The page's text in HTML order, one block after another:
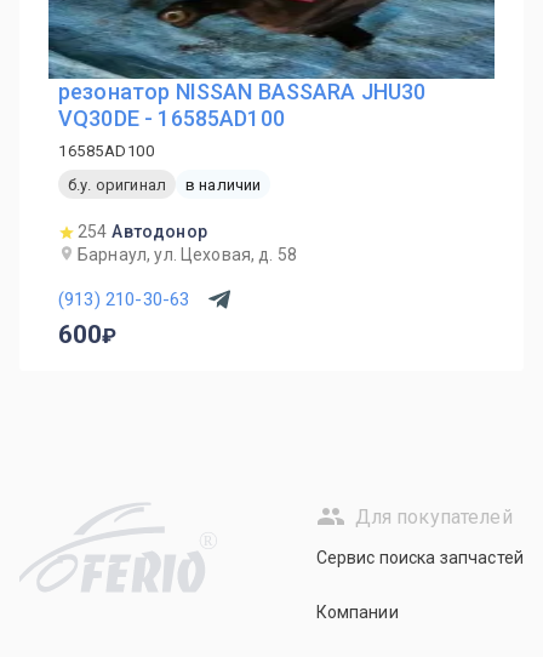
резонатор NISSAN BASSARA JHU30
VQ30DE - 16585AD100
16585AD100
б.у. оригинал
в наличии
254 Автодонор
Барнаул, ул. Цеховая, д. 58
(913) 210-30-63
600
R
Для покупателей
Сервис поиска запчастей
Компании